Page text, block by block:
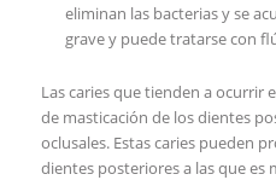
eliminan las bacterias y se
grave y puede tratarse con
Las caries que tienden a ocurrir
de masticación de los dientes
oclusales. Estas caries pueden
dientes posteriores a las que es